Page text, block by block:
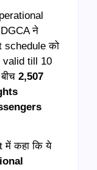
ने
schedule को
valid till 10
2,507
में कहा कि ये